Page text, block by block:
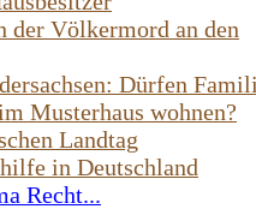
der Völkermord an den
Dürfen
Musterhaus wohnen?
Landtag
in Deutschland
Recht...